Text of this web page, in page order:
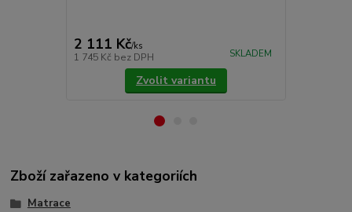
2 111 Kč/ks
1 745 Kč bez DPH SKLADEM
Zvolit variantu
Zboží zařazeno v kategoriích
Matrace